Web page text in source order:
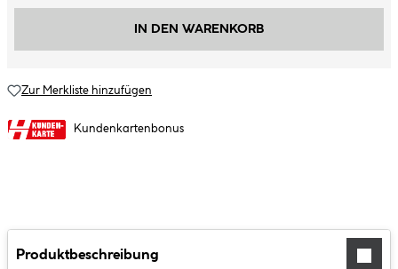
IN DEN WARENKORB
Zur Merkliste hinzufügen
Kundenkartenbonus
Produktbeschreibung